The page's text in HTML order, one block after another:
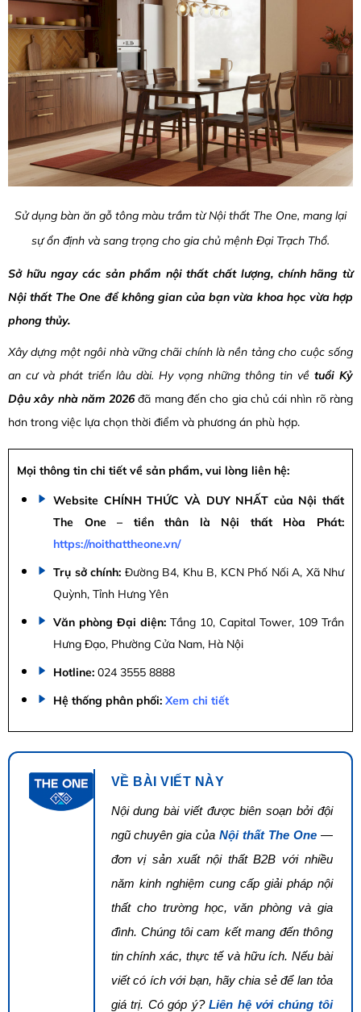
Sử dụng bàn ăn gỗ tông màu trầm từ Nội thất The One, mang lại
sự ổn định và sang trọng cho gia chủ mệnh Đại Trạch Thổ.
Sở hữu ngay các sản phẩm nội thất chất lượng, chính hãng từ
Nội thất The One để không gian của bạn vừa khoa học vừa hợp
phong thủy.
Xây dựng một ngôi nhà vững chãi chính là nền tảng cho cuộc sống
an cư và phát triển lâu dài. Hy vọng những thông tin về tuổi Kỷ
Dậu xây nhà năm 2026đã mang đến cho gia chủ cái nhìn rõ ràng
hơn trong việc lựa chọn thời điểm và phương án phù hợp.
Mọi thông tin chi tiết về sản phẩm, vui lòng liên hệ:
Website CHÍNH THỨC VÀ DUY NHẤT của Nội thất
The One – tiền thân là Nội thất Hòa Phát:
https://noithattheone.vn/
Trụ sở chính: Đường B4, Khu B, KCN Phố Nối A, Xã Như
Quỳnh, Tỉnh Hưng Yên
Văn phòng Đại diện: Tầng 10, Capital Tower, 109 Trần
Hưng Đạo, Phường Cửa Nam, Hà Nội
Hotline: 024 3555 8888
Hệ thống phân phối: Xem chi tiết
VỀ BÀI VIẾT NÀY
Nội dung bài viết được biên soạn bởi đội
ngũ chuyên gia của Nội thất The One—
đơn vị sản xuất nội thất B2B với nhiều
năm kinh nghiệm cung cấp giải pháp nội
thất cho trường học, văn phòng và gia
đình. Chúng tôi cam kết mang đến thông
tin chính xác, thực tế và hữu ích. Nếu bài
viết có ích với bạn, hãy chia sẻ để lan tỏa
giá trị. Có góp ý?Liên hệ với chúng tôi